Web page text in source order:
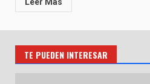
TE PUEDEN INTERESAR